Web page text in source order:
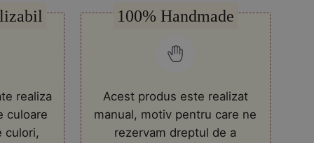
realiza
culoare
culori,
100% Handmade
Acest produs este realizat
manual, motiv pentru care ne
rezervam dreptul de a